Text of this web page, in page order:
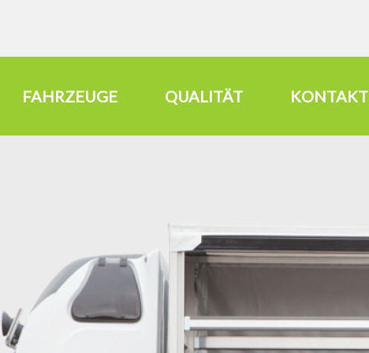
FAHRZEUGE QUALITÄT KONTAKT